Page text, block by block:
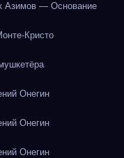
Азимов — Основание
Кристо
Онегин
Онегин
Онегин